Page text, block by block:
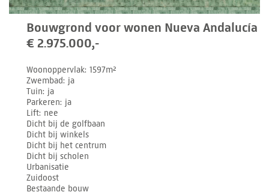
Bouwgrond voor wonen Nueva Andalucía
€ 2.975.000,-
Woonoppervlak 1597m²
Zwembad ja
Tuin ja
Parkeren ja
Lift nee
Dicht bij de golfbaan
Dicht bij winkels
Dicht bij het centrum
Dicht bij scholen
Urbanisatie
Zuidoost
Bestaande bouw